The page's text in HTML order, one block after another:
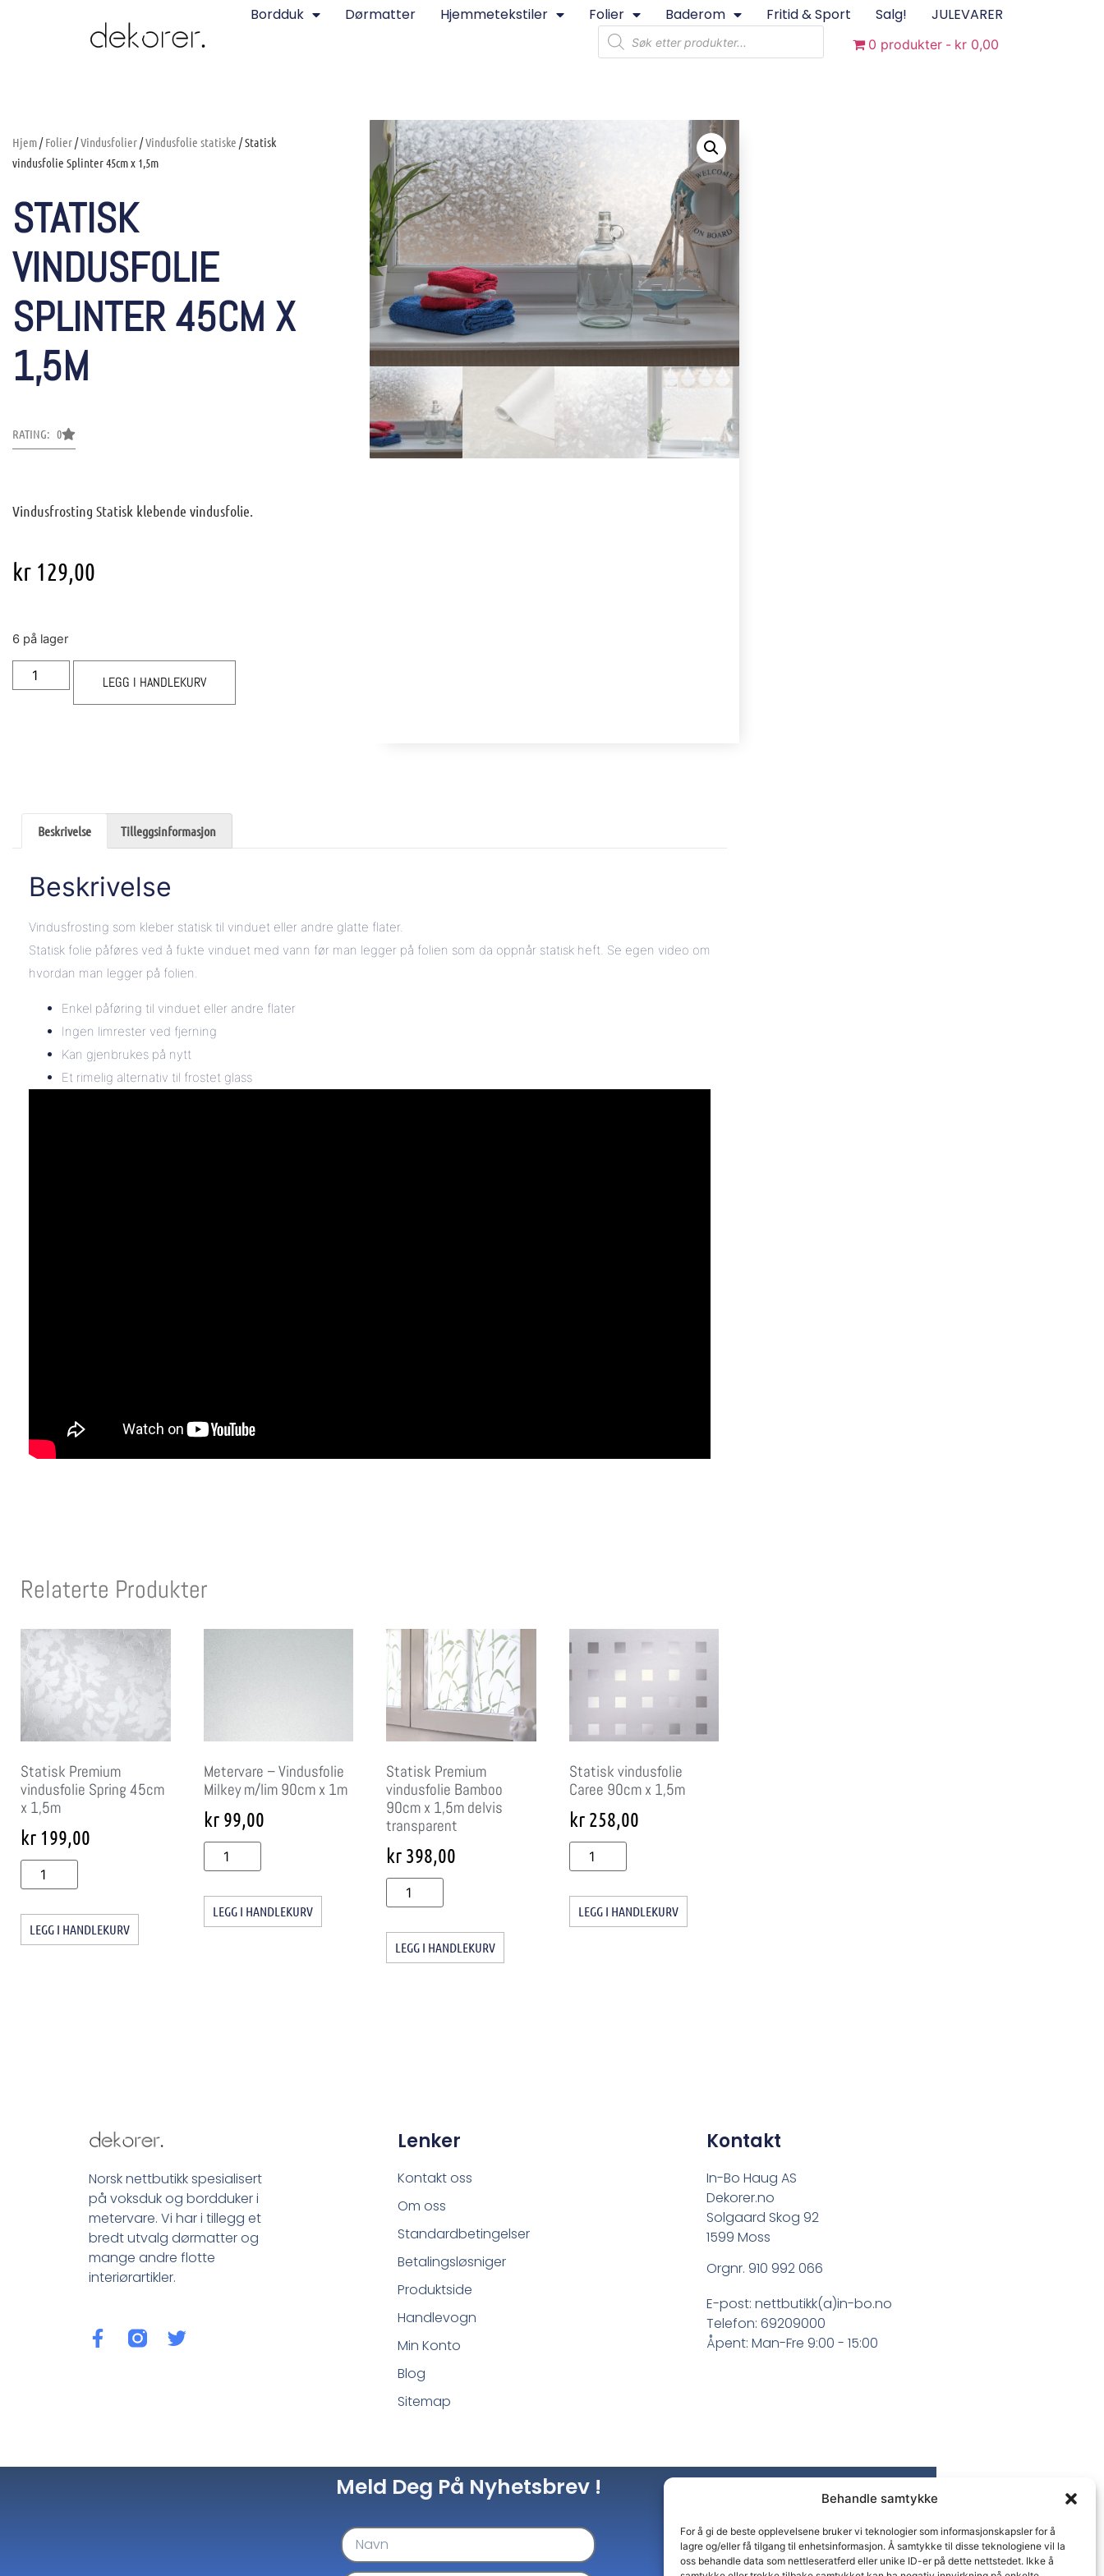
Behandle samtykke
For å gi de beste opplevelsene bruker vi teknologier som informasjonskapsler for å
lagre og/eller få tilgang til enhetsinformasjon. Å samtykke til disse teknologiene vil la
oss behandle data som nettleseratferd eller unike ID-er på dette nettstedet. Ikke å
Bordduk Dørmatter Hjemmetekstiler Folier Baderom Fritid & Sport Salg! JULEVARER
0 produkter kr 0,00
Hjem/Folier/Vindusfolier/Vindusfolie statiske / Statisk
vindusfolie Splinter 45cm x 1,5m
STATISK
VINDUSFOLIE
SPLINTER 45CM X
1,5M
RATING: 0
Vindusfrosting Statisk klebende vindusfolie.
kr 129,00
6 på lager
LEGG I HANDLEKURV
Beskrivelse Tilleggsinformasjon
Beskrivelse
Vindusfrosting som kleber statisk til vinduet eller andre glatte flater.
Statisk folie påføres ved å fukte vinduet med vann før man legger på folien som da oppnår statisk heft. Se egen video om
hvordan man legger på folien.
Enkel påføring til vinduet eller andre flater
Ingen limrester ved fjerning
Kan gjenbrukes på nytt
Et rimelig alternativ til frostet glass
Relaterte Produkter
Statisk Premium
vindusfolie Spring 45cm
x 1,5m
kr 199,00
LEGG I HANDLEKURV
Metervare – Vindusfolie
Milkey m/lim 90cm x 1m
kr99,00
LEGG I HANDLEKURV
Statisk Premium
vindusfolie Bamboo
90cm x 1,5m delvis
transparent
kr 398,00
LEGG I HANDLEKURV
Statisk vindusfolie
Caree 90cm x 1,5m
kr258,00
LEGG I HANDLEKURV
Norsk nettbutikk spesialisert
på voksduk og bordduker i
metervare. Vi har i tillegg et
bredt utvalg dørmatter og
mange andre flotte
interiørartikler.
Lenker
Kontakt oss
Om oss
Standardbetingelser
Betalingsløsniger
Produktside
Handlevogn
Min Konto
Blog
Sitemap
Kontakt
In-Bo Haug AS
Dekorer.no
Solgaard Skog 92
1599 Moss
Orgnr. 910 992 066
E-post: nettbutikk(a)in-bo.no
Telefon: 69209000
Åpent: Man-Fre 9:00 - 15:00
Meld Deg På Nyhetsbrev !